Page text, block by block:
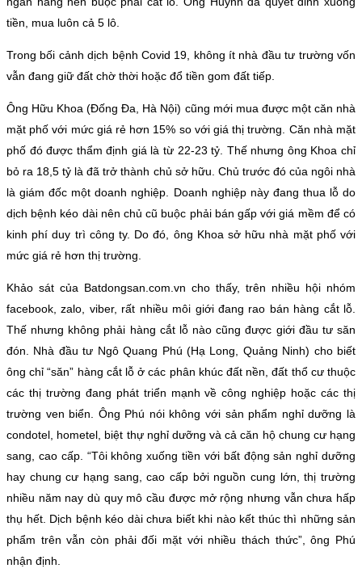
tiền, mua luôn cả 5 lô.
Trong bối cảnh dịch bệnh Covid 19, không ít nhà đầu tư trường vốn
vẫn đang giữ đất chờ thời hoặc đổ tiền gom đất tiếp.
Ông Hữu Khoa (Đống Đa, Hà Nội) cũng mới mua được một căn nhà
mặt phố với mức giá rẻ hơn 15% so với giá thị trường. Căn nhà mặt
phố đó được thẩm định giá là từ 22-23 tỷ. Thế nhưng ông Khoa chỉ
bỏ ra 18,5 tỷ là đã trở thành chủ sở hữu. Chủ trước đó của ngôi nhà
là giám đốc một doanh nghiệp. Doanh nghiệp này đang thua lỗ do
dịch bệnh kéo dài nên chủ cũ buộc phải bán gấp với giá mềm để có
kinh phí duy trì công ty. Do đó, ông Khoa sở hữu nhà mặt phố với
mức giá rẻ hơn thị trường.
Khảo sát của Batdongsan.com.vn cho thấy, trên nhiều hội nhóm
facebook, zalo, viber, rất nhiều môi giới đang rao bán hàng cắt lỗ.
Thế nhưng không phải hàng cắt lỗ nào cũng được giới đầu tư săn
đón. Nhà đầu tư Ngô Quang Phú (Hạ Long, Quảng Ninh) cho biết
ông chỉ “săn” hàng cắt lỗ ở các phân khúc đất nền, đất thổ cư thuộc
các thị trường đang phát triển mạnh về công nghiệp hoặc các thị
trường ven biển. Ông Phú nói không với sản phẩm nghỉ dưỡng là
condotel, hometel, biệt thự nghỉ dưỡng và cả căn hộ chung cư hạng
sang, cao cấp. “Tôi không xuống tiền với bất động sản nghỉ dưỡng
hay chung cư hạng sang, cao cấp bởi nguồn cung lớn, thị trường
nhiều năm nay dù quy mô cầu được mở rộng nhưng vẫn chưa hấp
thụ hết. Dịch bệnh kéo dài chưa biết khi nào kết thúc thì những sản
phẩm trên vẫn còn phải đối mặt với nhiều thách thức”, ông Phú
nhận định.